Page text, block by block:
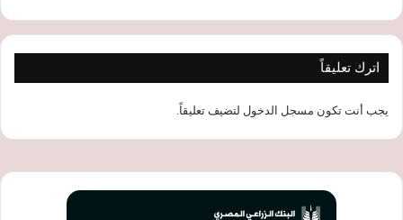
اترك تعليقاً
يجب أنت تكون مسجل الدخول لتضيف تعليقاً.